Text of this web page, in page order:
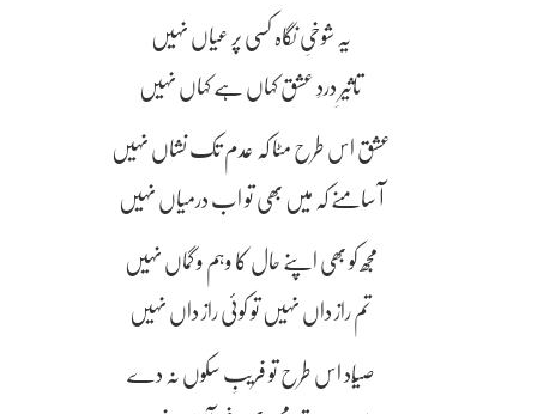
یہ شوخیِ نگاہ کسی پر عیاں نہیں
تاثیرِ دردِ عشق کہاں ہے کہاں نہیں
عشق اس طرح مٹا کہ عدم تک نشاں نہیں
آ سامنے کہ میں بھی تو اب درمیاں نہیں
مجھ کو بھی اپنے حال کا وہم و گماں نہیں
تم راز داں نہیں تو کوئی راز داں نہیں
صیّاد اس طرح تو فریبِ سکوں نہ دے